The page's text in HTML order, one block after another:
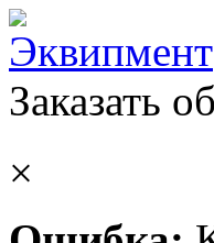
Заказать
×